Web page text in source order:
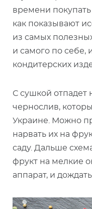
времени
как показывают
из самых
и самого по себе,
кондитерских
С сушкой отпадет
чернослив,
Украине. Можно
нарвать их на
саду. Дальше
фрукт на мелкие
аппарат, и